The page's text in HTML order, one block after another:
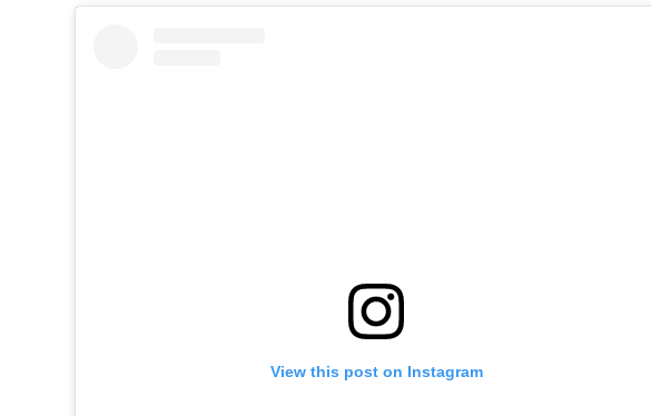
View this post on Instagram